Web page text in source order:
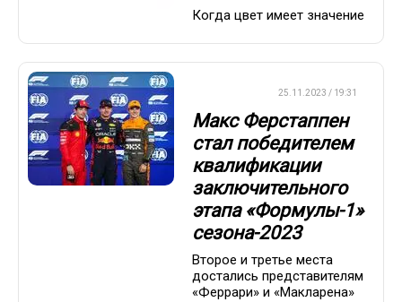
Когда цвет имеет значение
25.11.2023 / 19:31
Макс Ферстаппен
стал победителем
квалификации
заключительного
этапа «Формулы-1»
сезона-2023
Второе и третье места
достались представителям
«Феррари» и «Макларена»